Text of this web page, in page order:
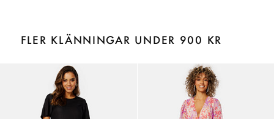
FLER KLÄNNINGAR UNDER 900 KR